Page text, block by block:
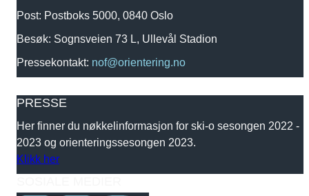
Post: Postboks 5000, 0840 Oslo
Besøk: Sognsveien 73 L, Ullevål Stadion
Pressekontakt: nof@orientering.no
PRESSE
Her finner du nøkkelinformasjon for ski-o sesongen 2022 -
2023 og orienteringssesongen 2023.
Klikk her